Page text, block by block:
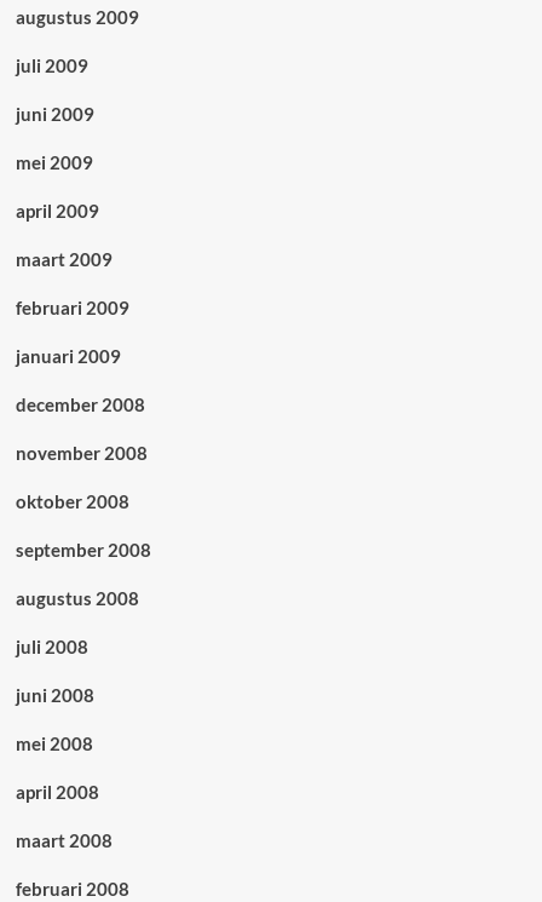
augustus 2009
juli 2009
juni 2009
mei 2009
april 2009
maart 2009
februari 2009
januari 2009
december 2008
november 2008
oktober 2008
september 2008
augustus 2008
juli 2008
juni 2008
mei 2008
april 2008
maart 2008
februari 2008